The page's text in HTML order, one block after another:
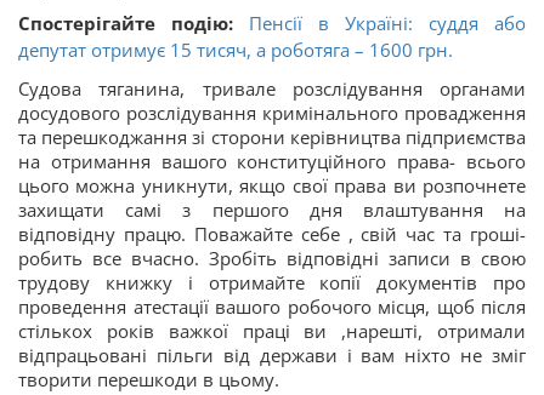
Спостерігайте подію: Пенсії в Україні: суддя або
депутат отримує 15 тисяч, а роботяга – 1600 грн.
Судова тяганина, тривале розслідування органами
досудового розслідування кримінального провадження
та перешкоджання зі сторони керівництва підприємства
на отримання вашого конституційного права- всього
цього можна уникнути, якщо свої права ви розпочнете
захищати самі з першого дня влаштування на
відповідну працю. Поважайте себе , свій час та гроші-
робить все вчасно. Зробіть відповідні записи в свою
трудову книжку і отримайте копії документів про
проведення атестації вашого робочого місця, щоб після
стількох років важкої праці ви ,нарешті, отримали
відпрацьовані пільги від держави і вам ніхто не зміг
творити перешкоди в цьому.